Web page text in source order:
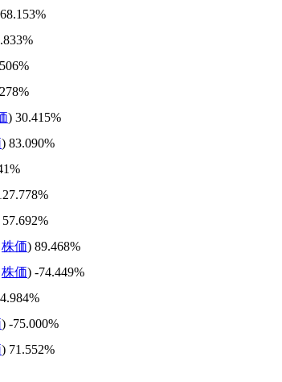
) 30.415%
) 83.090%
57.692%
株価) 89.468%
株価) -74.449%
) -75.000%
) 71.552%